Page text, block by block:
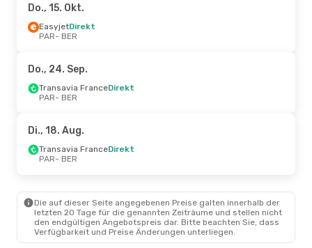
Mi., 23. Sep.- Di., 29. Sep.
Transavia France
BER - PAR
Transavia France
PAR- BER
Transavia FranceDirekt
BER - PAR
Fr., 14. Aug.- Mi., 19. Aug.
EasyjetDirekt
PAR- BER
EasyjetDirekt
BER- PAR
Do., 15. Okt.
EasyjetDirekt
PAR- BER
Do., 24. Sep.
Transavia FranceDirekt
PAR- BER
Di., 18. Aug.
Transavia FranceDirekt
PAR- BER
Die auf dieser Seite angegebenen Preise galten innerhalb der
letzten 20 Tage für die genannten Zeiträume und stellen nicht
den endgültigen Angebotspreis dar. Bitte beachten Sie, dass
Verfügbarkeit und Preise Änderungen unterliegen.